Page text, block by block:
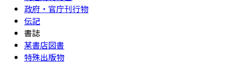
政府・官庁刊行物
伝記
書誌
某書店図書
特殊出版物